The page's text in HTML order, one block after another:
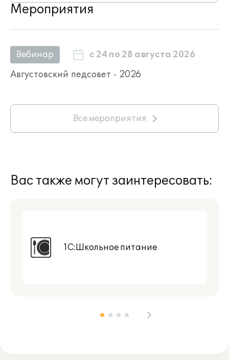
Мероприятия
Вебинар с 24 по 28 августа 2026
Августовский педсовет - 2026
Все мероприятия
Вас также могут заинтересовать:
1С:Школьное питание